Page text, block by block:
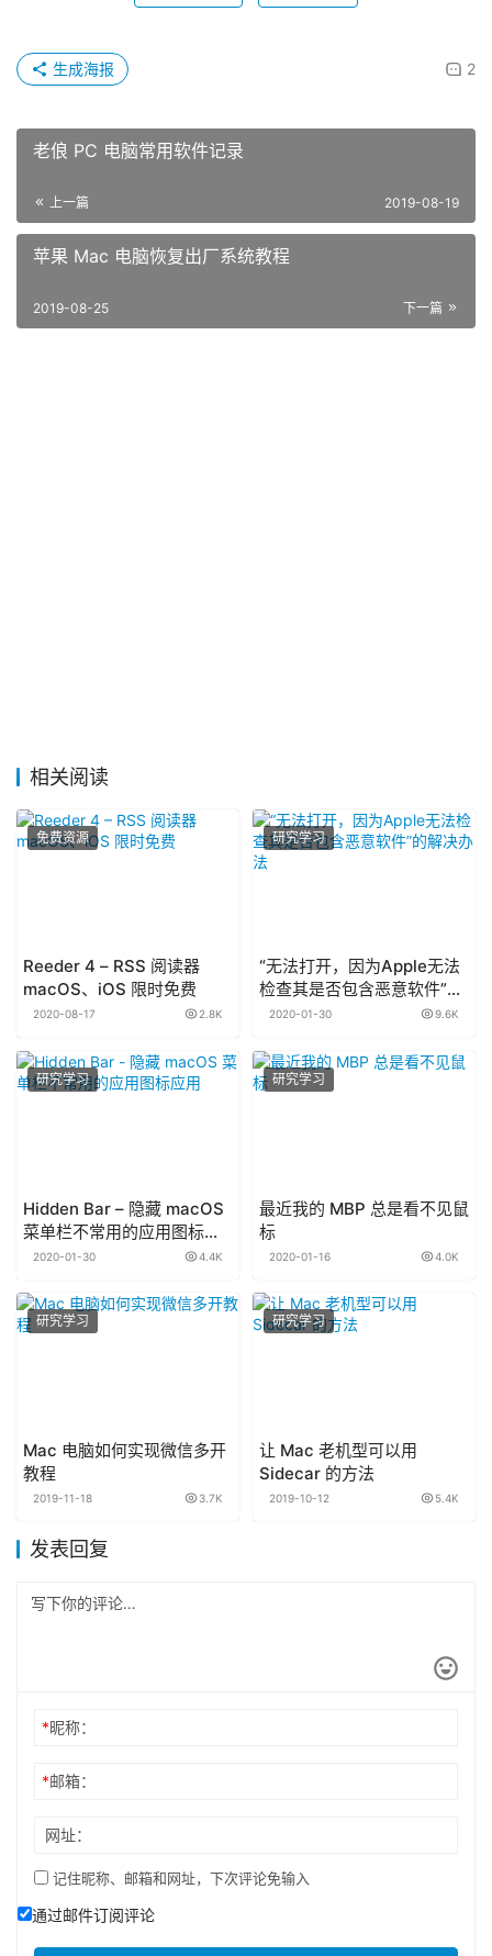
2
生成海报
老俍 PC 电脑常用软件记录
上一篇 2019-08-19
苹果 Mac 电脑恢复出厂系统教程
下一篇
2019-08-25
相关阅读
免费资源
Reeder 4 – RSS 阅读器
macOS、iOS 限时免费
2020-08-17 2.8K
研究学习
“无法打开，因为Apple无法
检查其是否包含恶意软件”的
解决办法
2020-01-30 9.6K
研究学习
Hidden Bar – 隐藏 macOS
菜单栏不常用的应用图标应
用2020-01-30 4.4K
研究学习
最近我的 MBP 总是看不见鼠
标
2020-01-16 4.0K
研究学习
Mac 电脑如何实现微信多开
教程
2019-11-18 3.7K
研究学习
让 Mac 老机型可以用
Sidecar 的方法
2019-10-12 5.4K
发表回复
*昵称：
*邮箱：
网址：
记住昵称、邮箱和网址，下次评论免输入
通过邮件订阅评论